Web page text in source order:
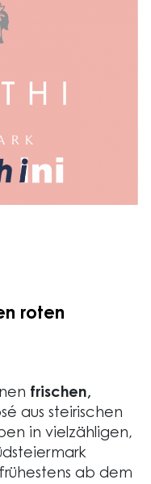
roten
frischen,
aus steirischen
in vielzähligen,
ab dem